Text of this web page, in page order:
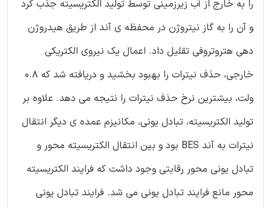
را به خارج از آب زیرزمینی توسط تولید الکتریسیته جذب کرد
و آن را به گاز نیتروژن در محفظه ی آند از طریق هیدروژن
دهی هتروتروفی تقلیل داد. اعمال یک نیروی الکتریکی
خارجی، حذف نیترات را بهبود بخشید و دریافته شد که 0.8
ولت، بیشترین نرخ حذف نیترات را نتیجه می دهد. علاوه بر
تولید الکتریسیته، تبادل یونی، مکانیزم عمده ی دیگر انتقال
نیترات به آند BES بود و بین انتقال الکتریسیته محور و
تبادل یونی محور رقابتی وجود داشت که فرایند الکتریسیته
محور مانع فرایند تبادل یونی می شد. فرایند تبادل یونی